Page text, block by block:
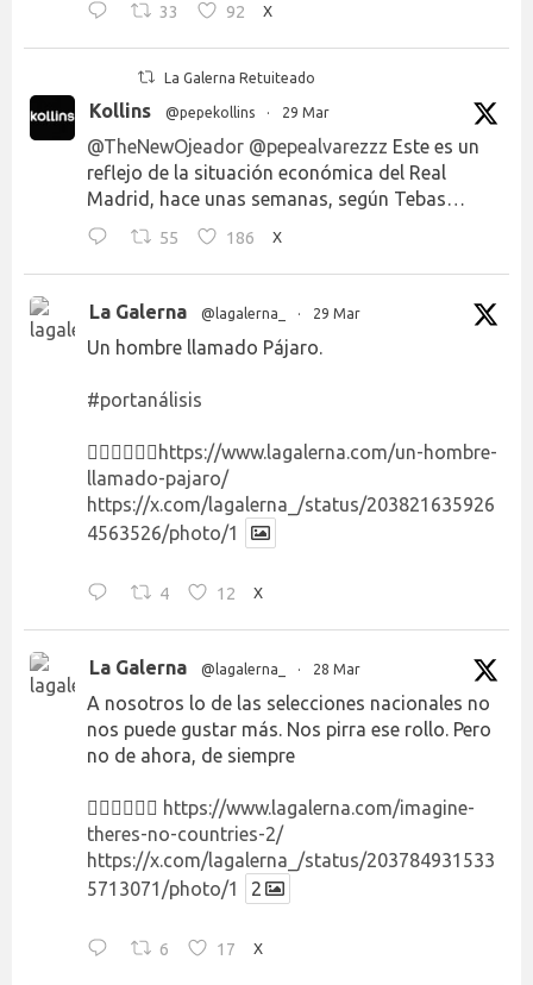
33 92 X
La Galerna Retuiteado
Kollins @pepekollins · 29 Mar
@TheNewOjeador @pepealvarezzz Este es un
reflejo de la situación económica del Real
Madrid, hace unas semanas, según Tebas…
55 186 X
La Galerna @lagalerna_ · 29 Mar
Un hombre llamado Pájaro.
#portanálisis
👉🏻👉🏻👉🏻 https://www.lagalerna.com/un-hombre-
llamado-pajaro/
https://x.com/lagalerna_/status/203821635926
4563526/photo/1
4 12 X
La Galerna @lagalerna_ · 28 Mar
A nosotros lo de las selecciones nacionales no
nos puede gustar más. Nos pirra ese rollo. Pero
no de ahora, de siempre
👉🏻👉🏻👉🏻 https://www.lagalerna.com/imagine-
theres-no-countries-2/
https://x.com/lagalerna_/status/203784931533
5713071/photo/1
2
6 17 X